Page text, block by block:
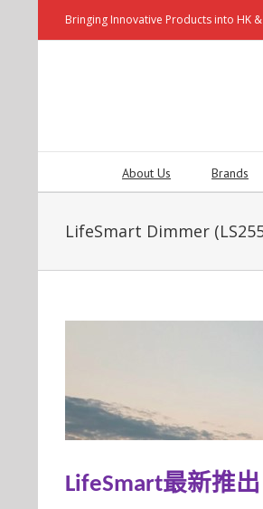
Bringing Innovative Products into HK
About Us Brands
LifeSmart Dimmer
LifeSmart最新推出